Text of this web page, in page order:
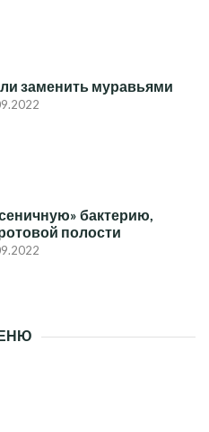
заменить муравьями
бактерию,
полости